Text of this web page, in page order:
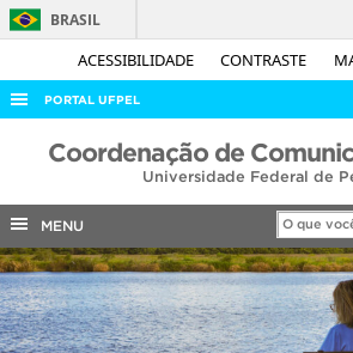
ACESSIBILIDADE CONTRASTE
BRASIL
PORTAL UFPEL
ACESSO À INFORMAÇÃO
COBALTO
CONCURSOS
EDITAIS
INTERNACIONAL
Coordenação de
Universidade Federal de
MENU